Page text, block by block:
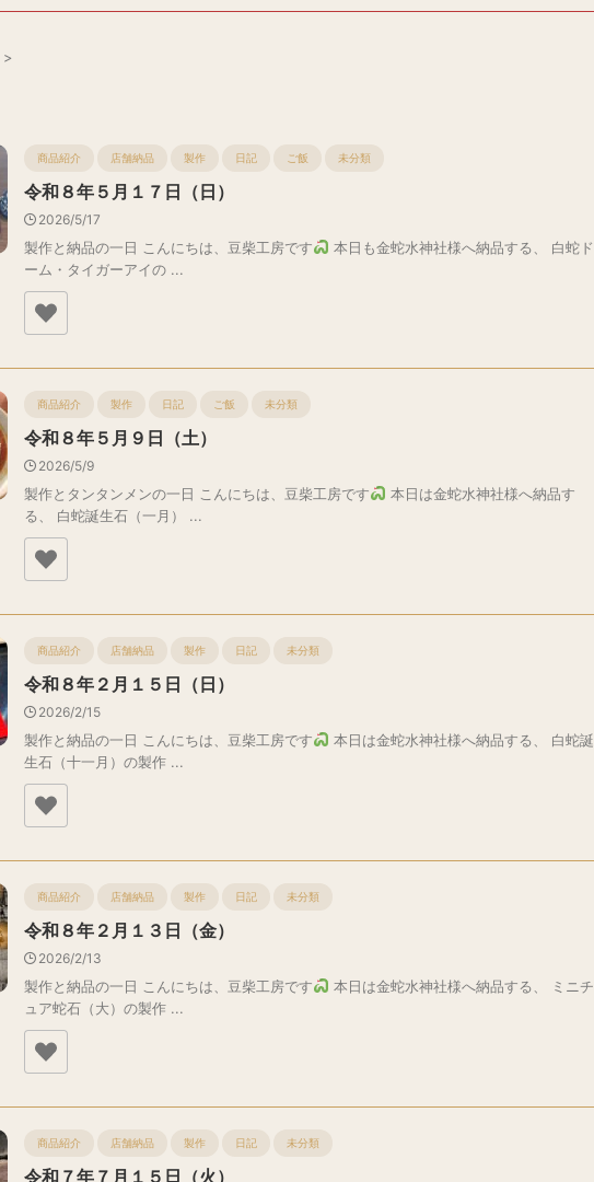
>
商品紹介 店舗納品 製作 日記 ご飯 未分類
令和８年５月１７日（日）
2026/5/17
製作と納品の一日 こんにちは、豆柴工房です
本日も金蛇水神社様へ納品する、 白蛇ド
ーム・タイガーアイの ...
商品紹介 製作 日記 ご飯 未分類
令和８年５月９日（土）
2026/5/9
製作とタンタンメンの一日 こんにちは、豆柴工房です
本日は金蛇水神社様へ納品す
る、 白蛇誕生石（一月） ...
商品紹介 店舗納品 製作 日記 未分類
令和８年２月１５日（日）
2026/2/15
製作と納品の一日 こんにちは、豆柴工房です
本日は金蛇水神社様へ納品する、 白蛇誕
生石（十一月）の製作 ...
商品紹介 店舗納品 製作 日記 未分類
令和８年２月１３日（金）
2026/2/13
製作と納品の一日 こんにちは、豆柴工房です
本日は金蛇水神社様へ納品する、 ミニチ
ュア蛇石（大）の製作 ...
商品紹介 店舗納品 製作 日記 未分類
令和７年７月１５日（火）